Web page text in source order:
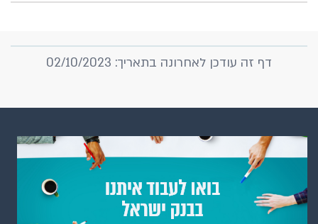
דף זה עודכן לאחרונה בתאריך: 02/10/2023